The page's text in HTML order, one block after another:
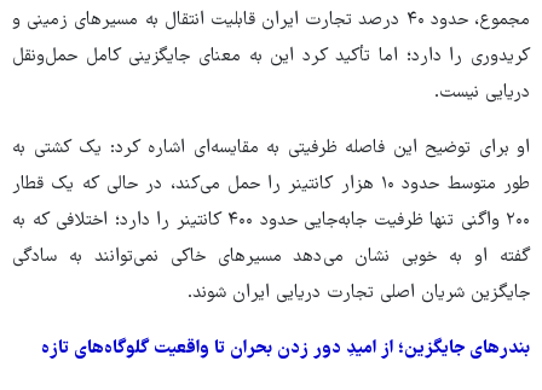
مجموع، حدود ۴۰ درصد تجارت ایران قابلیت انتقال به مسیرهای زمینی و
کریدوری را دارد؛ اما تأکید کرد این به معنای جایگزینی کامل حمل‌ونقل
دریایی نیست.
او برای توضیح این فاصله ظرفیتی به مقایسه‌ای اشاره کرد: یک کشتی به‌
طور متوسط حدود ۱۰ هزار کانتینر را حمل می‌کند، در حالی که یک قطار
۲۰۰ واگنی تنها ظرفیت جابه‌جایی حدود ۴۰۰ کانتینر را دارد؛ اختلافی که به
گفته او به‌ خوبی نشان می‌دهد مسیرهای خاکی نمی‌توانند به ‌سادگی
جایگزین شریان اصلی تجارت دریایی ایران شوند.
بندرهای جایگزین؛ از امیدِ دور زدن بحران تا واقعیت گلوگاه‌های تازه